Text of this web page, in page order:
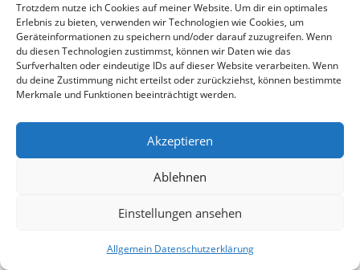
Trotzdem nutze ich Cookies auf meiner Website. Um dir ein optimales
Erlebnis zu bieten, verwenden wir Technologien wie Cookies, um
Geräteinformationen zu speichern und/oder darauf zuzugreifen. Wenn
du diesen Technologien zustimmst, können wir Daten wie das
Surfverhalten oder eindeutige IDs auf dieser Website verarbeiten. Wenn
du deine Zustimmung nicht erteilst oder zurückziehst, können bestimmte
Merkmale und Funktionen beeinträchtigt werden.
Akzeptieren
Ablehnen
Einstellungen ansehen
Allgemein Datenschutzerklärung
Großes Theater vor dem Wormser Kaiser Dom